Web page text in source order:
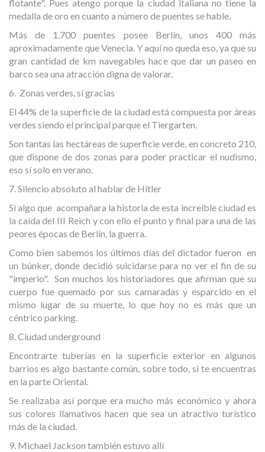
flotante". Pues atengo porque la ciudad italiana no tiene la
medalla de oro en cuanto a número de puentes se hable.
Más de 1.700 puentes posee Berlín, unos 400 más
aproximadamente que Venecia. Y aquí no queda eso, ya que su
gran cantidad de km navegables hace que dar un paseo en
barco sea una atracción digna de valorar.
6. Zonas verdes, sí gracias
El 44% de la superficie de la ciudad está compuesta por áreas
verdes siendo el principal parque el Tiergarten.
Son tantas las hectáreas de superficie verde, en concreto 210,
que dispone de dos zonas para poder practicar el nudismo,
eso sí solo en verano.
7. Silencio absoluto al hablar de Hitler
Si algo que acompañara la historia de esta increíble ciudad es
la caída del III Reich y con ello el punto y final para una de las
peores épocas de Berlín, la guerra.
Como bien sabemos los últimos días del dictador fueron en
un búnker, donde decidió suicidarse para no ver el fin de su
"imperio". Son muchos los historiadores que afirman que su
cuerpo fue quemado por sus camaradas y esparcido en el
mismo lugar de su muerte, lo que hoy no es más que un
céntrico parking.
8. Ciudad underground
Encontrarte tuberías en la superficie exterior en algunos
barrios es algo bastante común, sobre todo, si te encuentras
en la parte Oriental.
Se realizaba así porque era mucho más económico y ahora
sus colores llamativos hacen que sea un atractivo turístico
más de la ciudad.
9. Michael Jackson también estuvo allí